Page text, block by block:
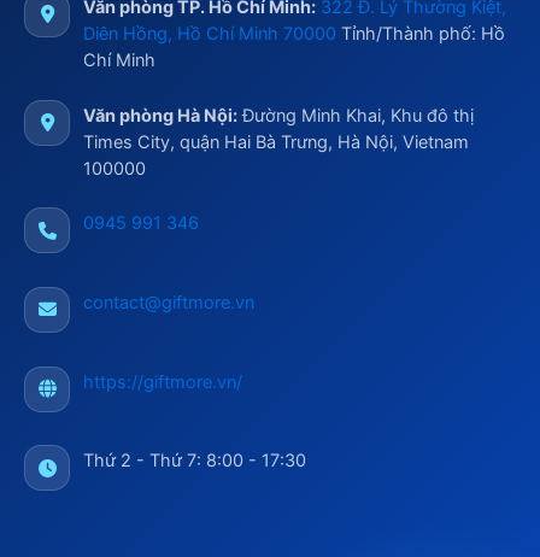
Văn phòng TP. Hồ Chí Minh: 322 Đ. Lý Thường Kiệt,
Diên Hồng, Hồ Chí Minh 70000 Tỉnh/Thành phố: Hồ
Chí Minh
Văn phòng Hà Nội:Đường Minh Khai, Khu đô thị
Times City, quận Hai Bà Trưng, Hà Nội, Vietnam
100000
0945 991 346
contact@giftmore.vn
https://giftmore.vn/
Thứ 2 - Thứ 7: 8:00 - 17:30